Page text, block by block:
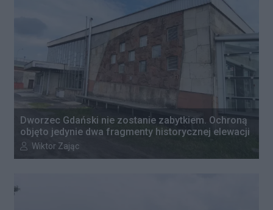
Dworzec Gdański nie zostanie zabytkiem. Ochroną
objęto jedynie dwa fragmenty historycznej elewacji
Autor artykułu:
Wiktor Zając